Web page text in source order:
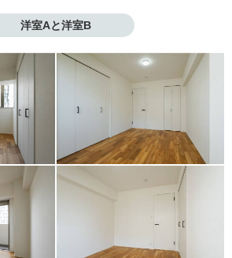
洋室Aと洋室B